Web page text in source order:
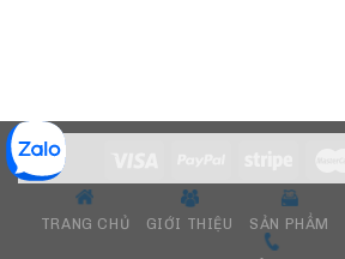
TRANG CHỦ GIỚI THIỆU SẢN PHẨM